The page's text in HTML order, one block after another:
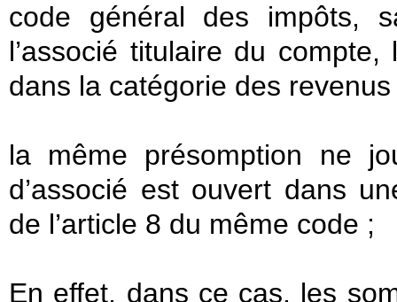
code général des impôts,
l’associé titulaire du
dans la catégorie des
la même présomption ne
d’associé est ouvert dans
de l’article 8 du même code ;
En effet, dans ce cas, les